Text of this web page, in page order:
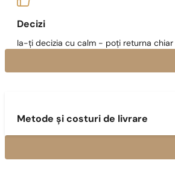
Decizi
Ia-ți decizia cu calm - poți returna
Metode și costuri de livrare